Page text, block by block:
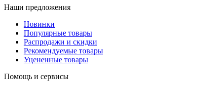
Наши предложения
Новинки
Популярные товары
Распродажи и скидки
Рекомендуемые товары
Уцененные товары
Помощь и сервисы